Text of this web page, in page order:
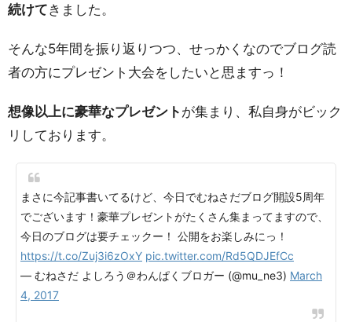
続けてきました。
そんな5年間を振り返りつつ、せっかくなのでブログ読
者の方にプレゼント大会をしたいと思ますっ！
想像以上に豪華なプレゼント が集まり、私自身がビック
リしております。
まさに今記事書いてるけど、今日でむねさだブログ開設5周年
でございます！豪華プレゼントがたくさん集まってますので、
今日のブログは要チェックー！ 公開をお楽しみにっ！
https://t.co/Zuj3i6zOxY pic.twitter.com/Rd5QDJEfCc
— むねさだ よしろう＠わんぱくブロガー (@mu_ne3) March
4, 2017